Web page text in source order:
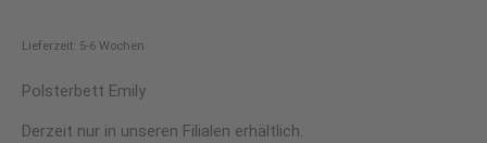
Lieferzeit: 5-6 Wochen
Polsterbett Emily
Derzeit nur in unseren Filialen erhältlich.